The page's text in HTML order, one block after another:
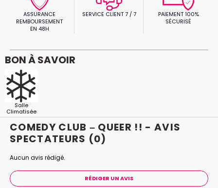
ASSURANCE
REMBOURSEMENT
EN 48H
SERVICE CLIENT 7 / 7
PAIEMENT 100%
SÉCURISÉ
BON À SAVOIR
Salle
Climatisée
COMEDY CLUB – QUEER !! - AVIS
SPECTATEURS (0)
Aucun avis rédigé.
RÉDIGER UN AVIS